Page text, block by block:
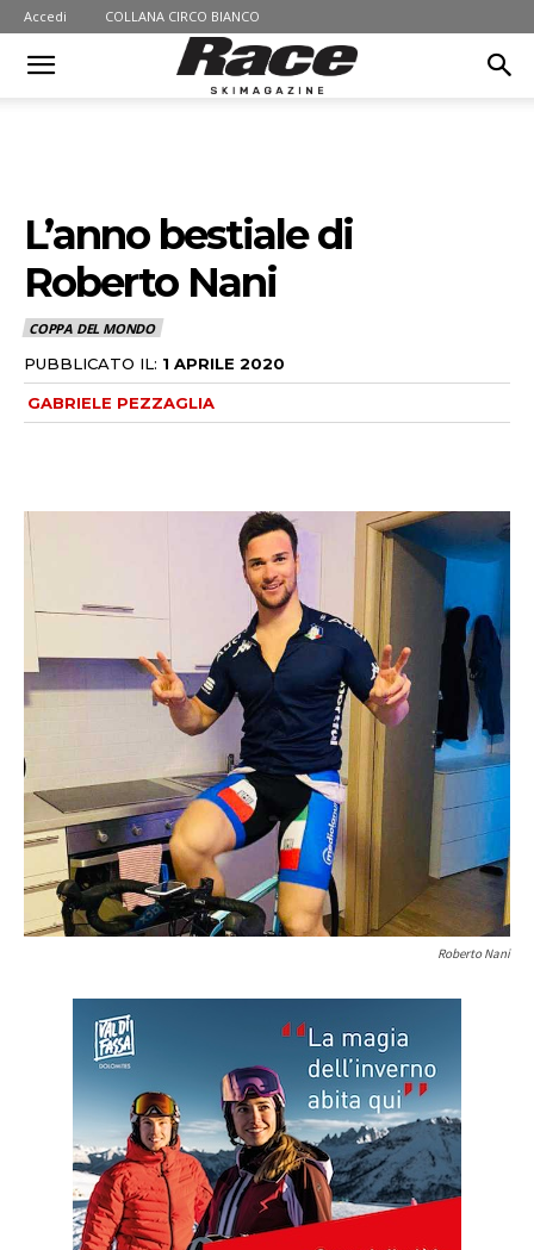
Accedi COLLANA CIRCO BIANCO
L’anno bestiale di
Roberto Nani
COPPA DEL MONDO
PUBBLICATO IL: 1 APRILE 2020
GABRIELE PEZZAGLIA
Roberto Nani